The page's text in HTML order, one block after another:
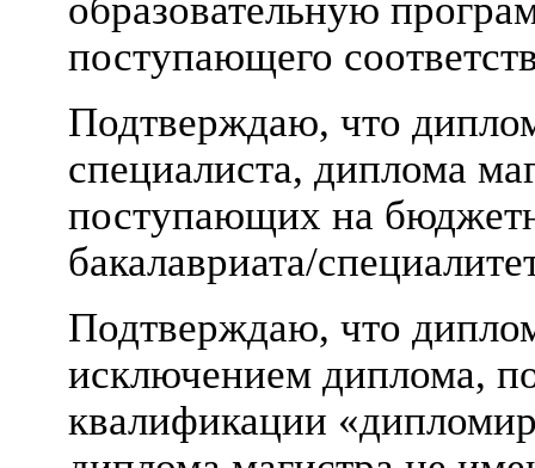
образовательную
поступающего
Подтверждаю, что
специалиста, диплома
поступающих на
бакалавриата/
Подтверждаю, что
исключением диплома,
квалификации